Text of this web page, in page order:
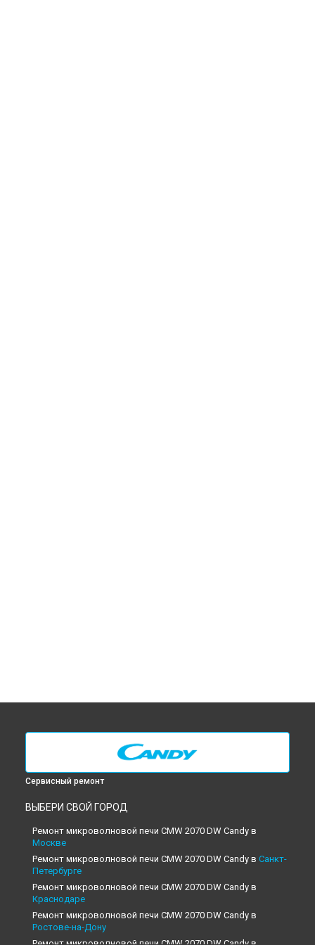
Сервисный ремонт
ВЫБЕРИ СВОЙ ГОРОД
Ремонт микроволновой печи CMW 2070 DW Candy в
Москве
Ремонт микроволновой печи CMW 2070 DW Candy в Санкт-
Петербурге
Ремонт микроволновой печи CMW 2070 DW Candy в
Краснодаре
Ремонт микроволновой печи CMW 2070 DW Candy в
Ростове-на-Дону